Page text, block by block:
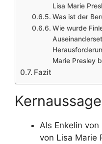
Lisa Marie
Was ist der
Wie wurde
Marie Presley
Fazit
Als Enkelin
von Lisa Marie